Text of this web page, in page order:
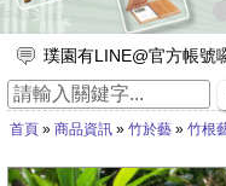
璞園有LINE@官方帳號
放假出遊，來竹山璞園
竹子的專家，有任何與
【舒浮沙發】隆重登場
首頁» 商品資訊» 竹於藝» 竹根